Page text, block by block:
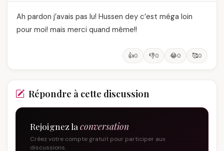
Ah pardon j’avais pas lu! Hussen dey c’est méga loin
pour moi! mais merci quand même!!
👍0 👎0 😂0 🥰0
Répondre à cette discussion
Rejoignez la conversation
Créez votre compte gratuit pour participer aux
discussions.